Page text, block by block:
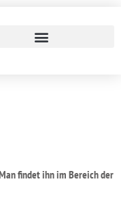
findet ihn im Bereich der